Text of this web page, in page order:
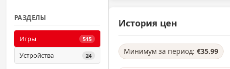
РАЗДЕЛЫ
Игры 515
Устройства 24
История цен
Минимум за период: €35.99